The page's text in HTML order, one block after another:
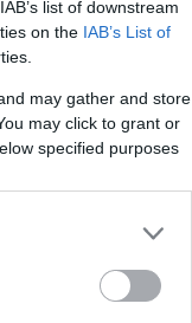
list of downstream
on the IAB’s List of
may gather and store
may click to grant or
specified purposes